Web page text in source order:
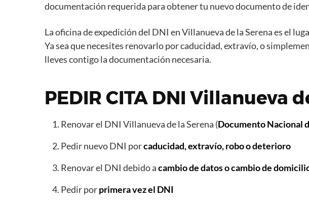
documentación requerida para obtener tu nuevo documento de
La oficina de expedición del DNI en Villanueva de la Serena es el
Ya sea que necesites renovarlo por caducidad, extravío, o
lleves contigo la documentación necesaria.
PEDIR CITA DNI Villanueva
Renovar el DNI Villanueva de la Serena (Documento Nacional
Pedir nuevo DNI porcaducidad, extravío, robo o deterioro
Renovar el DNI debido acambio de datos o cambio de
Pedir porprimera vez el DNI